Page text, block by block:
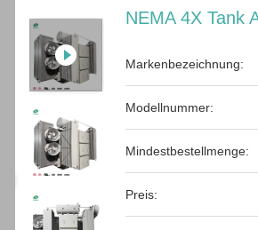
NEMA 4X Tank
Markenbezeichnung:
Modellnummer:
Mindestbestellmenge:
Preis: